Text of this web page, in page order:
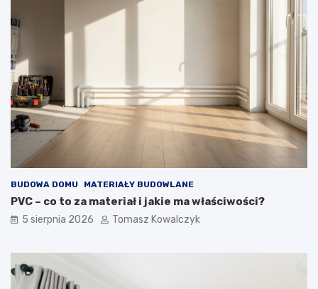
BUDOWA DOMU MATERIAŁY BUDOWLANE
PVC – co to za materiał i jakie ma właściwości?
5 sierpnia 2026 Tomasz Kowalczyk